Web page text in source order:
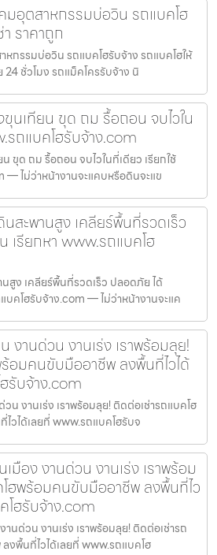
มอุตสาหกรรมบ่อวิน รถแบคโฮ
ราคาถูก
กรรมบ่อวิน รถแบคโฮรับจ้าง รถแบคโฮให้
24 ชั่วโมง รถแม็คโครรับจ้าง นิ
นเทียน ขุด ถม รื้อถอน จบไวใน
รถแบคโฮรับจ้าง.com
ขุด ถม รื้อถอน จบไวในที่เดียว เรียกใช้
— ไม่ว่าหน้างานจะแคบหรือดินจะแข
สะพานสูง เคลียร์พื้นที่รวดเร็ว
เรียกหา www.รถแบคโฮ
สูง เคลียร์พื้นที่รวดเร็ว ปลอดภัย ได้
บคโฮรับจ้าง.com — ไม่ว่าหน้างานจะแค
งานด่วน งานเร่ง เราพร้อมลุย!
อมคนขับมืออาชีพ ลงพื้นที่ไวได้
รับจ้าง.com
น งานเร่ง เราพร้อมลุย! ติดต่อเช่ารถแบคโฮ
วได้เลยที่ www.รถแบคโฮรับจ
มือง งานด่วน งานเร่ง เราพร้อม
ฮพร้อมคนขับมืออาชีพ ลงพื้นที่ไว
โฮรับจ้าง.com
นด่วน งานเร่ง เราพร้อมลุย! ติดต่อเช่ารถ
งพื้นที่ไวได้เลยที่ www.รถแบคโฮ